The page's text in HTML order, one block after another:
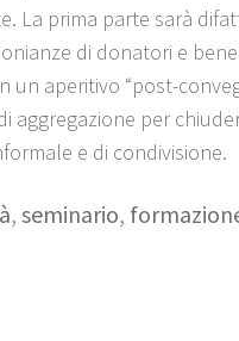
La prima parte sarà
di donatori e
un aperitivo “post-
aggregazione per
e di condivisione.
, seminario,